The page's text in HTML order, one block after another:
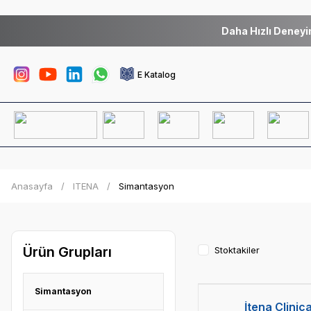
Daha Hızlı
E Katalog
Anasayfa ITENA Simantasyon
Ürün Grupları
Simantasyon
Stoktakiler
İtena